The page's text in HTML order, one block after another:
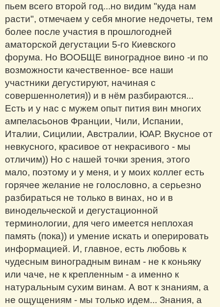
пьем всего второй год...но видим "куда нам
расти", отмечаем у себя многие недочеты, тем
более после участия в прошлогодней
аматорской дегустации 5-го Киевского
форума. Но ВООБЩЕ виноградное вино -и по
возможности качественное- все наши
участники дегустируют, начиная с
совершеннолетия)) и в нём разбираются...
Есть и у нас с мужем опыт пития вин многих
ампеласьонов Франции, Чили, Испании,
Италии, Сицилии, Австралии, ЮАР. Вкусное от
невкусного, красивое от некрасивого - мы
отличим)) Но с нашей точки зрения, этого
мало, поэтому и у меня, и у моих коллег есть
горячее желание не голословно, а серьезно
разбираться не только в винах, но и в
винодельческой и дегустационной
терминологии, для чего имеется неплохая
память (пока)) и умение искать и оперировать
информацией. И, главное, есть любовь к
чудесным виноградным винам - не к коньяку
или чаче, не к крепленным - а именно к
натуральным сухим винам. А вот к знаниям, а
не ощущениям - мы только идем... Знания, а